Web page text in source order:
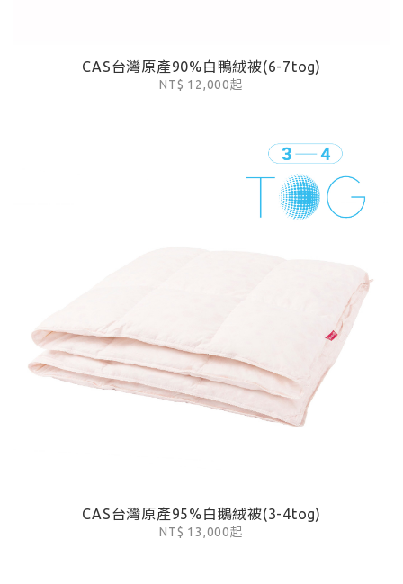
CAS台灣原產90%白鴨絨被(6-7tog)
NT$ 12,000起
CAS台灣原產95%白鵝絨被(3-4tog)
NT$ 13,000起